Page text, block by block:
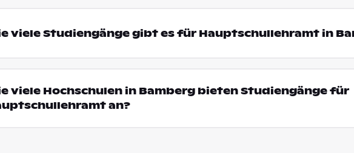
viele Studiengänge gibt es für Hauptschullehramt in
viele Hochschulen in Bamberg bieten Studiengänge für
an?